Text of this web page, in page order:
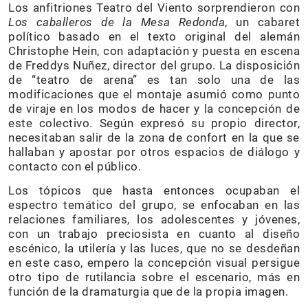
Los anfitriones Teatro del Viento sorprendieron con
Los caballeros de la Mesa Redonda, un cabaret
político basado en el texto original del alemán
Christophe Hein, con adaptación y puesta en escena
de Freddys Nuñez, director del grupo. La disposición
de “teatro de arena” es tan solo una de las
modificaciones que el montaje asumió como punto
de viraje en los modos de hacer y la concepción de
este colectivo. Según expresó su propio director,
necesitaban salir de la zona de confort en la que se
hallaban y apostar por otros espacios de diálogo y
contacto con el público.
Los tópicos que hasta entonces ocupaban el
espectro temático del grupo, se enfocaban en las
relaciones familiares, los adolescentes y jóvenes,
con un trabajo preciosista en cuanto al diseño
escénico, la utilería y las luces, que no se desdeñan
en este caso, empero la concepción visual persigue
otro tipo de rutilancia sobre el escenario, más en
función de la dramaturgia que de la propia imagen.